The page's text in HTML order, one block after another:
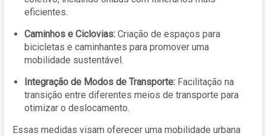
eficientes.
Caminhos e Ciclovias: Criação de espaços para
bicicletas e caminhantes para promover uma
mobilidade sustentável.
Integração de Modos de Transporte: Facilitação na
transição entre diferentes meios de transporte para
otimizar o deslocamento.
Essas medidas visam oferecer uma mobilidade urbana